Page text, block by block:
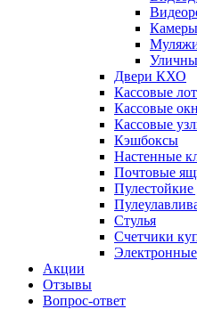
Двери КХО
Кассовые
Кассовые
Кассовые
Кэшбоксы
Настенные
Почтовые
Пулестойкие
Стулья
Счетчики
Акции
Отзывы
Вопрос-ответ